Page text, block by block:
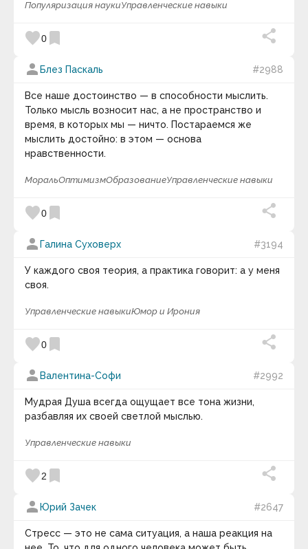
Популяризация наукиУправленческие навыки
favorite0 bookmark
person Блез Паскаль #2988
Все наше достоинство — в способности мыслить.
Только мысль возносит нас, а не пространство и
время, в которых мы — ничто. Постараемся же
мыслить достойно: в этом — основа
нравственности.
МоральОптимизмОбразованиеУправленческие навыки
favorite0 bookmark
person Галина Суховерх #3194
У каждого своя теория, а практика говорит: а у меня
своя.
Управленческие навыкиЮмор и Ирония
favorite0 bookmark
person Валентина-Софи #2992
Мудрая Душа всегда ощущает все тона жизни,
разбавляя их своей светлой мыслью.
Управленческие навыки
favorite2 bookmark
person Юрий Зачек #2647
Стресс — это не сама ситуация, а наша реакция на